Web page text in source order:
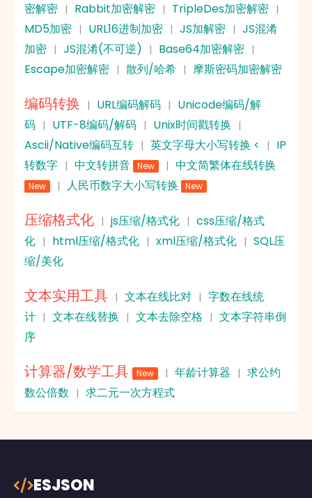
密解密 | Rabbit加密解密 | TripleDes加密解密 |
MD5加密 | URL16进制加密 | JS加解密 | JS混淆
加密 | JS混淆(不可逆) | Base64加密解密 |
Escape加密解密 | 散列/哈希 | 摩斯密码加密解密
编码转换 | URL编码解码 | Unicode编码/解
码 | UTF-8编码/解码 | Unix时间戳转换 |
Ascii/Native编码互转 | 英文字母大小写转换 < | IP
转数字 | 中文转拼音 New | 中文简繁体在线转换
New | 人民币数字大小写转换 New
压缩格式化 | js压缩/格式化 | css压缩/格式
化 | html压缩/格式化 | xml压缩/格式化 | SQL压
缩/美化
文本实用工具 | 文本在线比对 | 字数在线统
计 | 文本在线替换 | 文本去除空格 | 文本字符串倒
序
计算器/数学工具 New | 年龄计算器 | 求公约
数公倍数 | 求二元一次方程式
ESJSON